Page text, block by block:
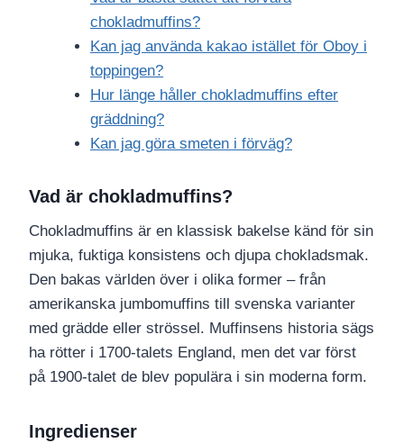
chokladmuffins?
Kan jag använda kakao istället för Oboy i
toppingen?
Hur länge håller chokladmuffins efter
gräddning?
Kan jag göra smeten i förväg?
Vad är chokladmuffins?
Chokladmuffins är en klassisk bakelse känd för sin
mjuka, fuktiga konsistens och djupa chokladsmak.
Den bakas världen över i olika former – från
amerikanska jumbomuffins till svenska varianter
med grädde eller strössel. Muffinsens historia sägs
ha rötter i 1700-talets England, men det var först
på 1900-talet de blev populära i sin moderna form.
Ingredienser